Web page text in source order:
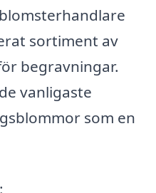
sortiment av
begravningar.
vanligaste
som en